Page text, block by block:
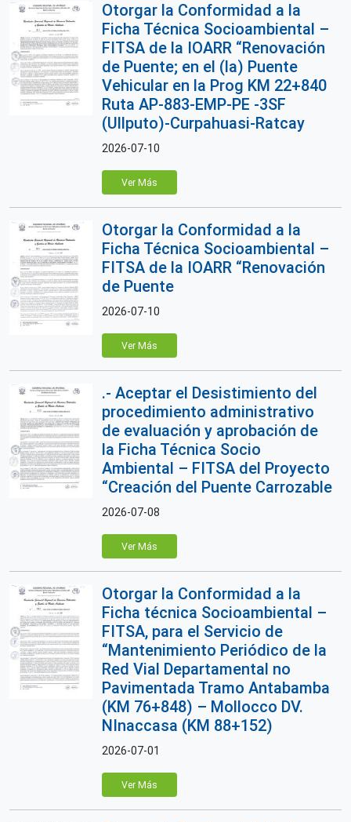
Otorgar la Conformidad a la
Ficha Técnica Socioambiental –
FITSA de la IOARR “Renovación
de Puente; en el (la) Puente
Vehicular en la Prog KM 22+840
Ruta AP-883-EMP-PE -3SF
(Ullputo)-Curpahuasi-Ratcay
2026-07-10
Ver Más
Otorgar la Conformidad a la
Ficha Técnica Socioambiental –
FITSA de la IOARR “Renovación
de Puente
2026-07-10
Ver Más
.- Aceptar el Desistimiento del
procedimiento administrativo
de evaluación y aprobación de
la Ficha Técnica Socio
Ambiental – FITSA del Proyecto
“Creación del Puente Carrozable
2026-07-08
Ver Más
Otorgar la Conformidad a la
Ficha técnica Socioambiental –
FITSA, para el Servicio de
“Mantenimiento Periódico de la
Red Vial Departamental no
Pavimentada Tramo Antabamba
(KM 76+848) – Mollocco DV.
NInaccasa (KM 88+152)
2026-07-01
Ver Más